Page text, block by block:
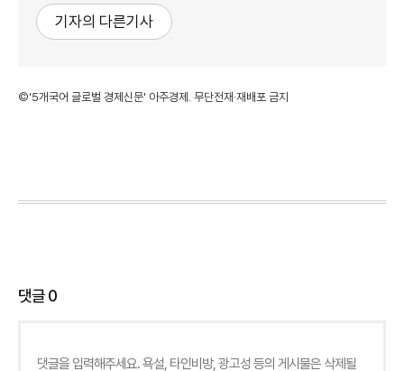
기자의 다른기사
©'5개국어 글로벌 경제신문' 아주경제. 무단전재·재배포 금지
댓글0